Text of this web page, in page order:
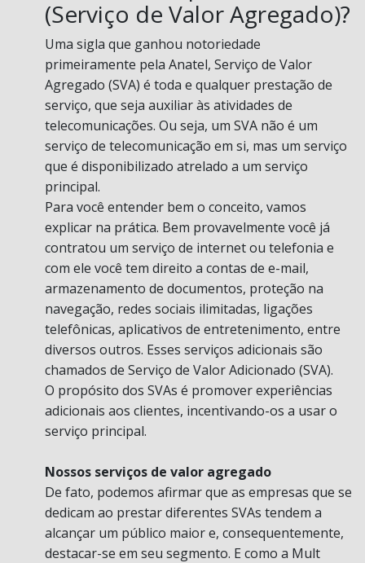
(Serviço de Valor Agregado)?
Uma sigla que ganhou notoriedade
primeiramente pela Anatel, Serviço de Valor
Agregado (SVA) é toda e qualquer prestação de
serviço, que seja auxiliar às atividades de
telecomunicações. Ou seja, um SVA não é um
serviço de telecomunicação em si, mas um serviço
que é disponibilizado atrelado a um serviço
principal.
Para você entender bem o conceito, vamos
explicar na prática. Bem provavelmente você já
contratou um serviço de internet ou telefonia e
com ele você tem direito a contas de e-mail,
armazenamento de documentos, proteção na
navegação, redes sociais ilimitadas, ligações
telefônicas, aplicativos de entretenimento, entre
diversos outros. Esses serviços adicionais são
chamados de Serviço de Valor Adicionado (SVA).
O propósito dos SVAs é promover experiências
adicionais aos clientes, incentivando-os a usar o
serviço principal.
Nossos serviços de valor agregado
De fato, podemos afirmar que as empresas que se
dedicam ao prestar diferentes SVAs tendem a
alcançar um público maior e, consequentemente,
destacar-se em seu segmento. E como a Mult